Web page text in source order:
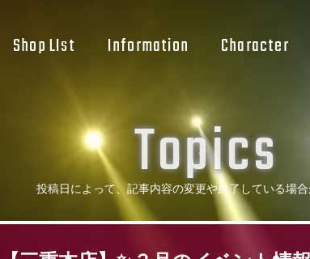
Shop LIst Information Character
Topics
投稿日によって、記事内容の変更や終了している場合